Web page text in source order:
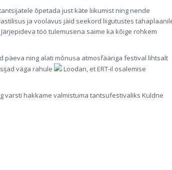
õpetada just käte liikumist ning nende
ja voolavus jäid seekord liigutustes
töö tulemusena saime ka kõige rohkem
päeva ning alati mõnusa atmosfääriga festival lihtsalt
väga rahule
Loodan, et ERT-il osalemise
varsti hakkame valmistuma tantsufestivaliks Kuldne